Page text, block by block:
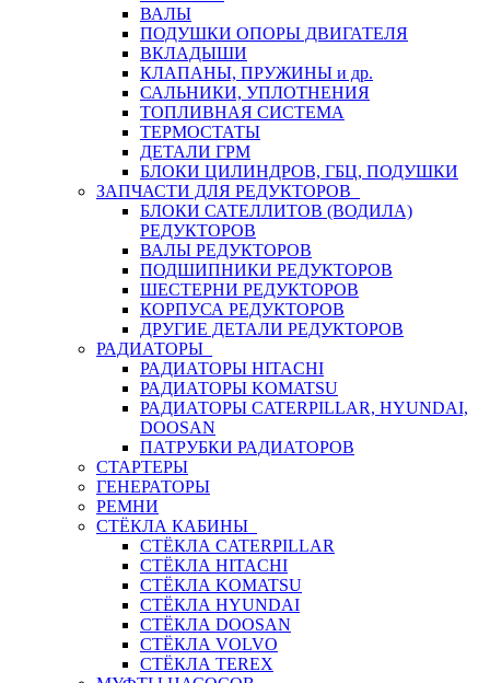
ВАЛЫ
ПОДУШКИ ОПОРЫ ДВИГАТЕЛЯ
ВКЛАДЫШИ
КЛАПАНЫ, ПРУЖИНЫ и др.
САЛЬНИКИ, УПЛОТНЕНИЯ
ТОПЛИВНАЯ СИСТЕМА
ТЕРМОСТАТЫ
ДЕТАЛИ ГРМ
БЛОКИ ЦИЛИНДРОВ, ГБЦ, ПОДУШКИ
ЗАПЧАСТИ ДЛЯ РЕДУКТОРОВ
БЛОКИ САТЕЛЛИТОВ (ВОДИЛА)
РЕДУКТОРОВ
ВАЛЫ РЕДУКТОРОВ
ПОДШИПНИКИ РЕДУКТОРОВ
ШЕСТЕРНИ РЕДУКТОРОВ
КОРПУСА РЕДУКТОРОВ
ДРУГИЕ ДЕТАЛИ РЕДУКТОРОВ
РАДИАТОРЫ
РАДИАТОРЫ HITACHI
РАДИАТОРЫ KOMATSU
РАДИАТОРЫ CATERPILLAR, HYUNDAI,
DOOSAN
ПАТРУБКИ РАДИАТОРОВ
СТАРТЕРЫ
ГЕНЕРАТОРЫ
РЕМНИ
СТЁКЛА КАБИНЫ
СТЁКЛА CATERPILLAR
СТЁКЛА HITACHI
СТЁКЛА KOMATSU
СТЁКЛА HYUNDAI
СТЁКЛА DOOSAN
СТЁКЛА VOLVO
СТЁКЛА TEREX